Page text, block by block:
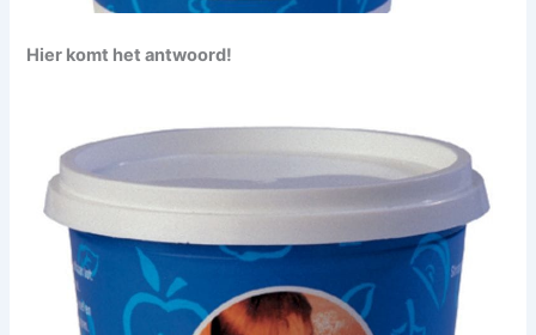
Hier komt het antwoord!